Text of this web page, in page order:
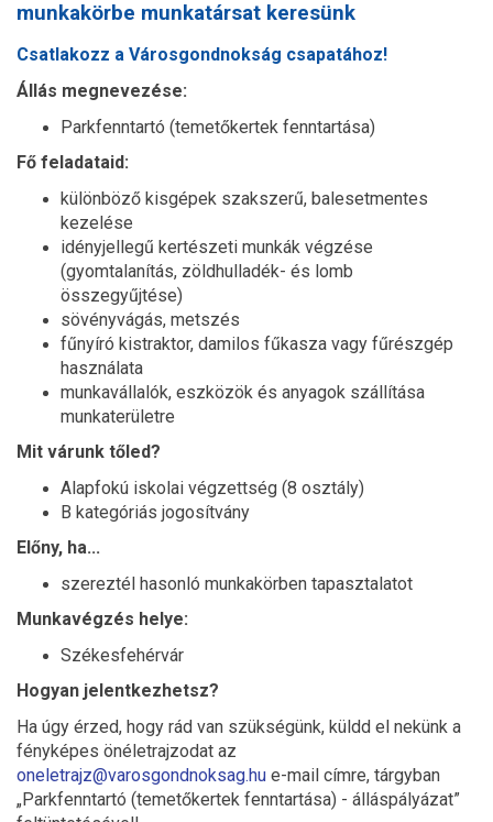
munkakörbe munkatársat keresünk
Csatlakozz a Városgondnokság csapatához!
Állás megnevezése:
Parkfenntartó (temetőkertek fenntartása)
Fő feladataid:
különböző kisgépek szakszerű, balesetmentes
kezelése
idényjellegű kertészeti munkák végzése
(gyomtalanítás, zöldhulladék- és lomb
összegyűjtése)
sövényvágás, metszés
fűnyíró kistraktor, damilos fűkasza vagy fűrészgép
használata
munkavállalók, eszközök és anyagok szállítása
munkaterületre
Mit várunk tőled?
Alapfokú iskolai végzettség (8 osztály)
B kategóriás jogosítvány
Előny, ha...
szereztél hasonló munkakörben tapasztalatot
Munkavégzés helye:
Székesfehérvár
Hogyan jelentkezhetsz?
Ha úgy érzed, hogy rád van szükségünk, küldd el nekünk a
fényképes önéletrajzodat az
oneletrajz@varosgondnoksag.hu e-mail címre, tárgyban
„Parkfenntartó (temetőkertek fenntartása) - álláspályázat”